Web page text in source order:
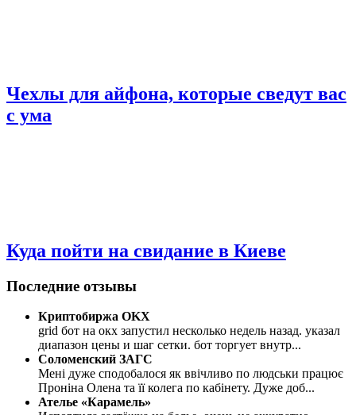
Чехлы для айфона, которые сведут вас
с ума
Куда пойти на свидание в Киеве
Последние отзывы
Криптобиржа OKX
grid бот на окх запустил несколько недель назад. указал
диапазон цены и шаг сетки. бот торгует внутр...
Соломенский ЗАГС
Мені дуже сподобалося як ввічливо по людськи працює
Проніна Олена та її колега по кабінету. Дуже доб...
Ателье «Карамель»